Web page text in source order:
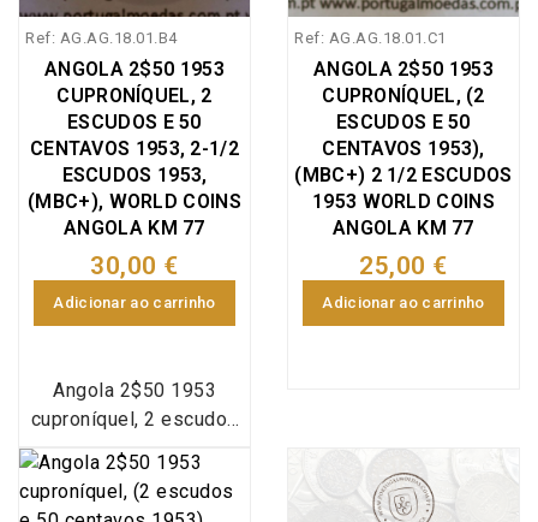
Angola, foram cunhadas
na liga metálica de
Cuproníquel (Cu 750 - Ni
250) as moedas de
2$50 com datas
1953,1956,1967,1968,1
969 e 1974.
Ref: AG.AG.18.01.B4
ANGOLA 2$50 1953
CUPRONÍQUEL, 2
ESCUDOS E 50
CENTAVOS 1953, 2-1/2
ESCUDOS 1953,
(MBC+), WORLD COINS
ANGOLA KM 77
30,00 €
Adicionar ao carrinho
Angola 2$50 1953
cuproníquel, 2 escudos
e 50 centavos 1953, 2-
1/2 Escudos 1953,
World Coins Angola
Ref: AG.AG.18.01.C1
ANGOLA 2$50 1953
CUPRONÍQUEL, (2
ESCUDOS E 50
CENTAVOS 1953),
(MBC+) 2 1/2 ESCUDOS
1953 WORLD COINS
ANGOLA KM 77
25,00 €
Adicionar ao carrinho